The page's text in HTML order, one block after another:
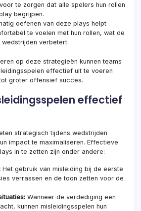
te zorgen dat alle spelers hun rollen
begrijpen.
oefenen van deze plays helpt
te voelen met hun rollen, wat de
verbetert.
op deze strategieën kunnen teams
effectief uit te voeren
groter offensief succes.
effectief
strategisch tijdens wedstrijden
impact te maximaliseren. Effectieve
in te zetten zijn onder andere:
Het gebruik van misleiding bij de eerste
verrassen en de toon zetten voor de
Wanneer de verdediging een
kunnen misleidingsspelen hun